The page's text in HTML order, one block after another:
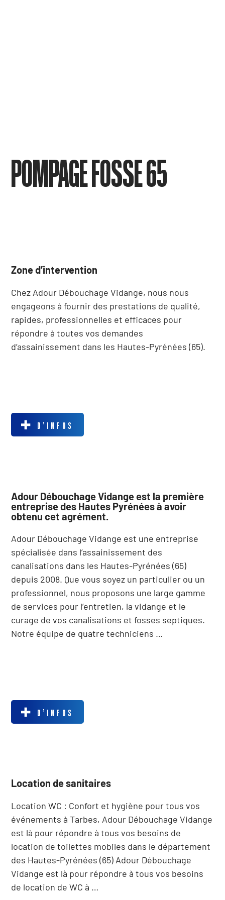
POMPAGE FOSSE 65
Zone d’intervention
Chez Adour Débouchage Vidange, nous nous
engageons à fournir des prestations de qualité,
rapides, professionnelles et efficaces pour
répondre à toutes vos demandes
d’assainissement dans les Hautes-Pyrénées (65).
D’INFOS
Adour Débouchage Vidange est la première
entreprise des Hautes Pyrénées à avoir
obtenu cet agrément.
Adour Débouchage Vidange est une entreprise
spécialisée dans l’assainissement des
canalisations dans les Hautes-Pyrénées (65)
depuis 2008. Que vous soyez un particulier ou un
professionnel, nous proposons une large gamme
de services pour l’entretien, la vidange et le
curage de vos canalisations et fosses septiques.
Notre équipe de quatre techniciens …
D’INFOS
Location de sanitaires
Location WC : Confort et hygiène pour tous vos
événements à Tarbes, Adour Débouchage Vidange
est là pour répondre à tous vos besoins de
location de toilettes mobiles dans le département
des Hautes-Pyrénées (65) Adour Débouchage
Vidange est là pour répondre à tous vos besoins
de location de WC à …